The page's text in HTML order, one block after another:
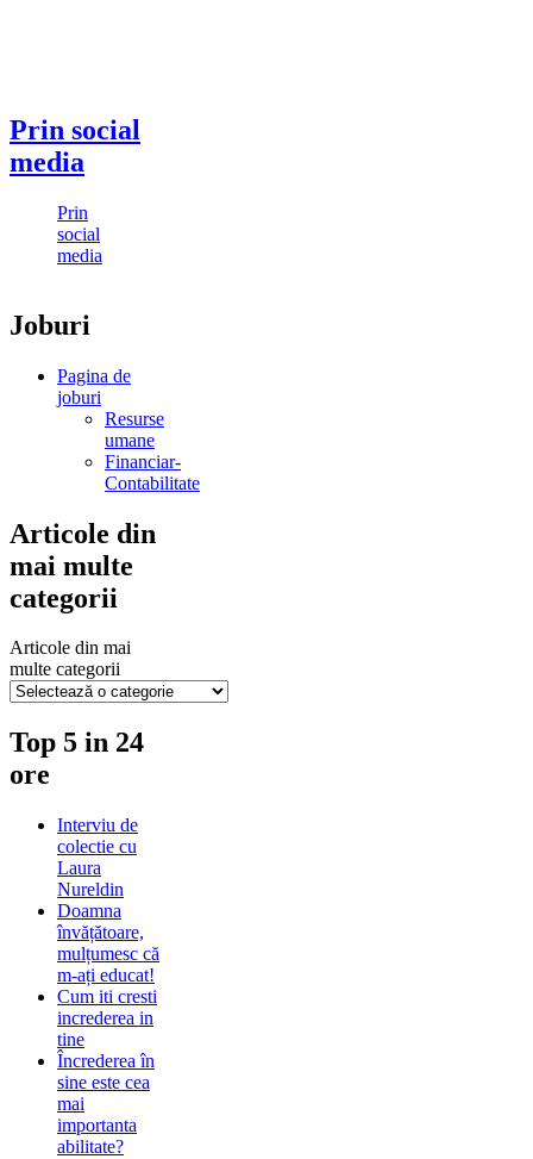
Prin social
media
Prin
social
media
Joburi
Pagina de
joburi
Resurse
umane
Financiar-
Contabilitate
Articole din
mai multe
categorii
Articole din mai
multe categorii
Top 5 in 24
ore
Interviu de
colectie cu
Laura
Nureldin
Doamna
învățătoare,
mulțumesc că
m-ați educat!
Cum iti cresti
increderea in
tine
Încrederea în
sine este cea
mai
importanta
abilitate?